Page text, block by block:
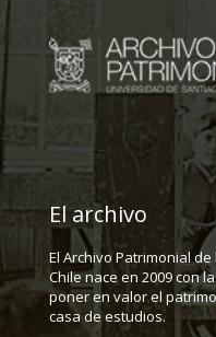
El archivo
El Archivo Patrimonial
Chile nace en 2009 con
poner en valor el
casa de estudios.